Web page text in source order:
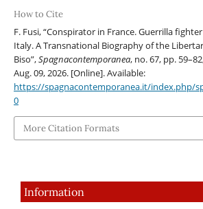
How to Cite
F. Fusi, “Conspirator in France. Guerrilla
Italy. A Transnational Biography of the
Biso”,Spagnacontemporanea, no. 67, pp.
Aug. 09, 2026. [Online]. Available:
https://spagnacontemporanea.it/index.php/
0
More Citation Formats
Information